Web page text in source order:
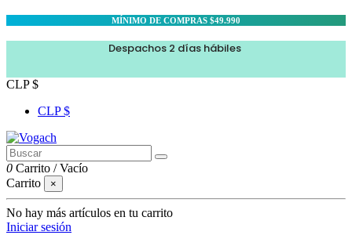
MÍNIMO DE COMPRAS $49.990
Despachos 2 días hábiles
CLP $
CLP $
0 Carrito /Vacío
Carrito
×
No hay más artículos en tu carrito
Iniciar sesión